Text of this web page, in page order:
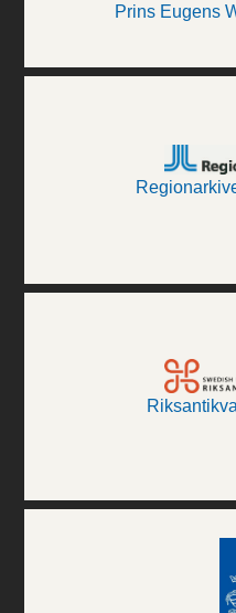
Prins Eugens